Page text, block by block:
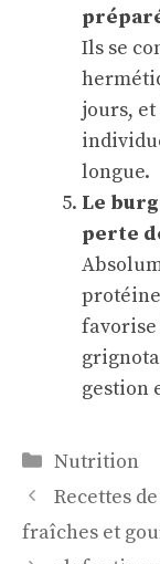
Ils se
jours,
longue.
Le
perte
favorise
gestion
Catégories
Nutrition
Recettes
fraîches et